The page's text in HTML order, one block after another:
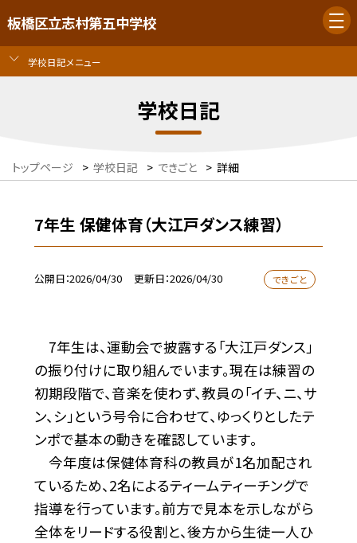
板橋区立志村第五中学校
学校日記メニュー
学校日記
トップページ > 学校日記 > できごと > 詳細
7年生 保健体育（大江戸ダンス練習）
公開日 2026/04/30 更新日 2026/04/30 できごと
7年生は、運動会で披露する「大江戸ダンス」
の振り付けに取り組んでいます。現在は練習の
初期段階で、音楽を使わず、教員の「イチ、ニ、サ
ン、シ」という号令に合わせて、ゆっくりとしたテ
ンポで基本の動きを確認しています。
今年度は保健体育科の教員が1名加配され
ているため、2名によるティームティーチングで
指導を行っています。前方で見本を示しながら
全体をリードする役割と、後方から生徒一人ひ